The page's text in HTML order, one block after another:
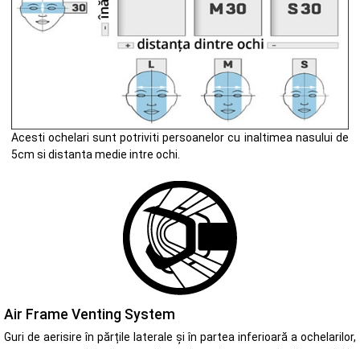
Acesti ochelari sunt potriviti persoanelor cu inaltimea nasului de
5cm si distanta medie intre ochi.
Air Frame Venting System
Guri de aerisire în părțile laterale și în partea inferioară a ochelarilor,